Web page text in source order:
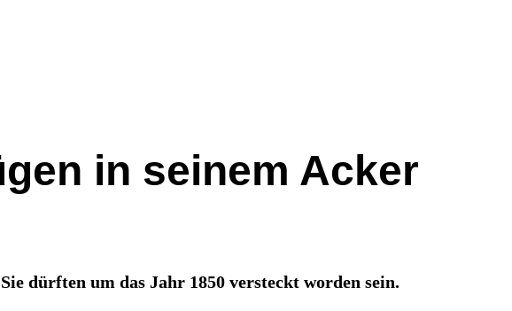
in seinem Acker
dürften um das Jahr 1850 versteckt worden sein.